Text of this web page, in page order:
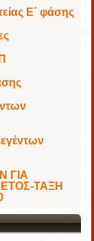
Ε΄ φάσης
ΓΙΑ
ΤΑΞΗ